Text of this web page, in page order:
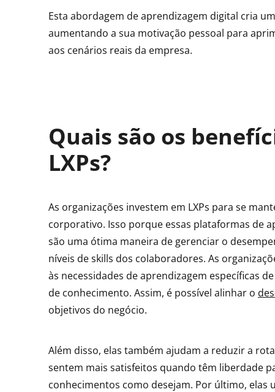
Esta abordagem de aprendizagem digital cria
aumentando a sua motivação pessoal para
aos cenários reais da empresa.
Quais são os
LXPs?
As organizações investem em LXPs para se
corporativo. Isso porque essas plataformas de
são uma ótima maneira de gerenciar o
níveis de skills dos colaboradores. As
às necessidades de aprendizagem específicas
de conhecimento. Assim, é possível alinhar o
objetivos do negócio.
Além disso, elas também ajudam a reduzir a
sentem mais satisfeitos quando têm liberdade
conhecimentos como desejam. Por último, elas